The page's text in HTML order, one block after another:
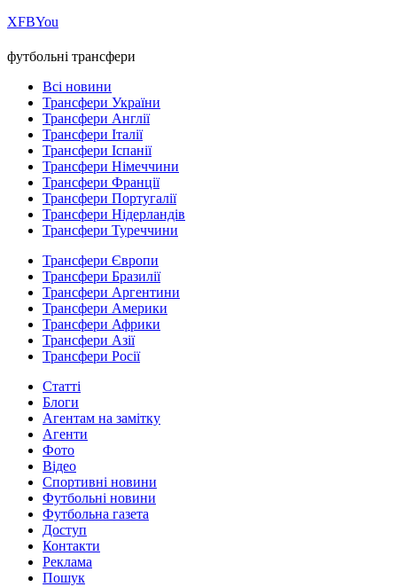
ХFBYou
футбольні трансфери
Всі новини
Трансфери України
Трансфери Англії
Трансфери Італії
Трансфери Іспанії
Трансфери Німеччини
Трансфери Франції
Трансфери Португалії
Трансфери Нідерландів
Трансфери Туреччини
Трансфери Європи
Трансфери Бразилії
Трансфери Аргентини
Трансфери Америки
Трансфери Африки
Трансфери Азії
Трансфери Росії
Статті
Блоги
Агентам на замітку
Агенти
Фото
Відео
Спортивні новини
Футбольні новини
Футбольна газета
Доступ
Контакти
Реклама
Пошук